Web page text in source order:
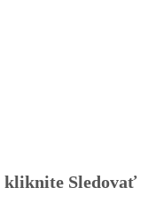
kliknite Sledovať